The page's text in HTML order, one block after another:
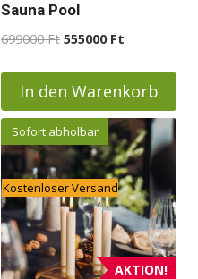
Sauna Pool
699000Ft Ursprünglicher
war:
699000 Ft
555000 Ft
ist:
555000 Ft.
In den Warenkorb
AKTION!
Sofort abholbar
Kostenloser Versand